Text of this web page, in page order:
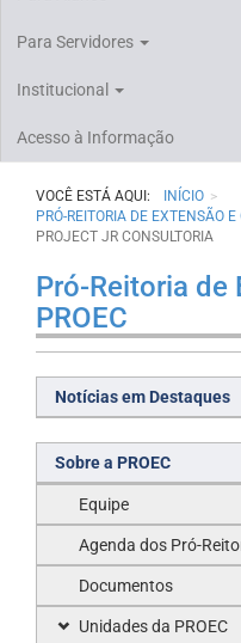
Para Servidores
Institucional
Acesso à Informação
VOCÊ ESTÁ AQUI:
INÍCIO
PRÓ-REITORIA DE EXTENSÃO E
PROJECT JR CONSULTORIA
Pró-Reitoria de
PROEC
Notícias em Destaques
Sobre a PROEC
Equipe
Agenda dos Pró-
Documentos
Unidades da PROEC